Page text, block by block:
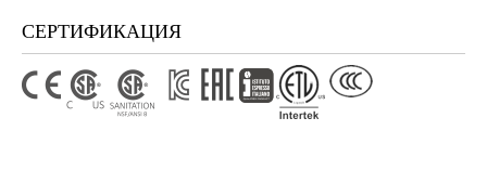
СЕРТИФИКАЦИЯ